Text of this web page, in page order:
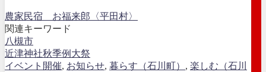
農家民宿 お福来郎〈平田村〉
関連キーワード
八槻市
近津神社秋季例大祭
イベント開催, お知らせ, 暮らす（石川町） , 楽しむ（石川